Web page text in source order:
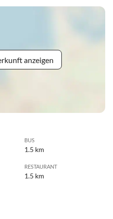
anzeigen
BUS
1.5 km
RESTAURANT
1.5 km